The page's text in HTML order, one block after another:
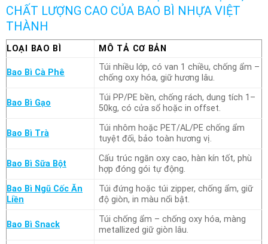
CHẤT LƯỢNG CAO CỦA BAO BÌ NHỰA VIỆT
THÀNH
LOẠI BAO BÌ MÔ TẢ CƠ BẢN
Bao Bì Cà Phê
Túi nhiều lớp, có van 1 chiều, chống ẩm –
chống oxy hóa, giữ hương lâu.
Bao Bì Gạo
Túi PP/PE bền, chống rách, dung tích 1–
50kg, có cửa sổ hoặc in offset.
Bao Bì Trà
Túi nhôm hoặc PET/AL/PE chống ẩm
tuyệt đối, bảo toàn hương vị.
Bao Bì Sữa Bột
Cấu trúc ngăn oxy cao, hàn kín tốt, phù
hợp đóng gói tự động.
Bao Bì Ngũ Cốc Ăn
Liền
Túi đứng hoặc túi zipper, chống ẩm, giữ
độ giòn, in màu nổi bật.
Bao Bì Snack
Túi chống ẩm – chống oxy hóa, màng
metallized giữ giòn lâu.